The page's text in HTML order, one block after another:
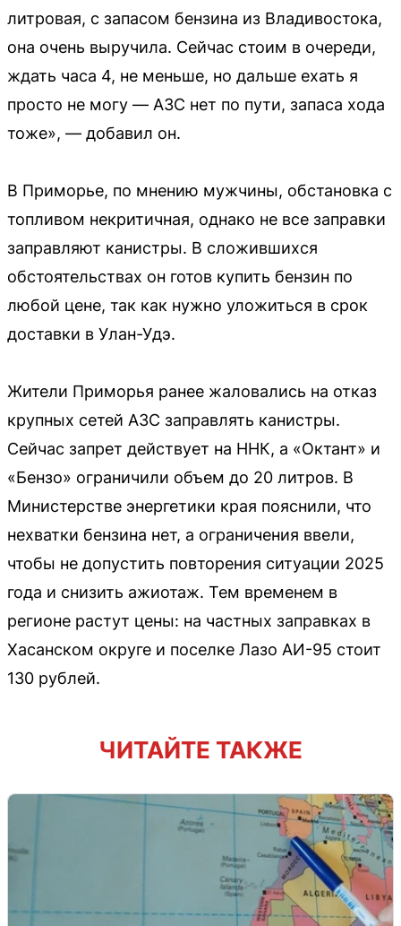
литровая, с запасом бензина из Владивостока,
она очень выручила. Сейчас стоим в очереди,
ждать часа 4, не меньше, но дальше ехать я
просто не могу — АЗС нет по пути, запаса хода
тоже», — добавил он.
В Приморье, по мнению мужчины, обстановка с
топливом некритичная, однако не все заправки
заправляют канистры. В сложившихся
обстоятельствах он готов купить бензин по
любой цене, так как нужно уложиться в срок
доставки в Улан-Удэ.
Жители Приморья ранее жаловались на отказ
крупных сетей АЗС заправлять канистры.
Сейчас запрет действует на ННК, а «Октант» и
«Бензо» ограничили объем до 20 литров. В
Министерстве энергетики края пояснили, что
нехватки бензина нет, а ограничения ввели,
чтобы не допустить повторения ситуации 2025
года и снизить ажиотаж. Тем временем в
регионе растут цены: на частных заправках в
Хасанском округе и поселке Лазо АИ-95 стоит
130 рублей.
ЧИТАЙТЕ ТАКЖЕ